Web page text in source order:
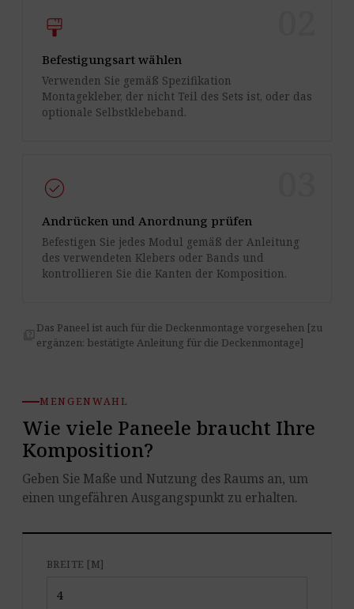
format_paint
Befestigungsart wählen
Verwenden Sie gemäß Spezifikation
Montagekleber, der nicht Teil des Sets ist, oder das
optionale Selbstklebeband.
check_circle
Andrücken und Anordnung prüfen
Befestigen Sie jedes Modul gemäß der Anleitung
des verwendeten Klebers oder Bands und
kontrollieren Sie die Kanten der Komposition.
quiz Das Paneel ist auch für die Deckenmontage vorgesehen [zu
ergänzen: bestätigte Anleitung für die Deckenmontage]
MENGENWAHL
Wie viele Paneele braucht Ihre
Komposition?
Geben Sie Maße und Nutzung des Raums an, um
einen ungefähren Ausgangspunkt zu erhalten.
BREITE [M]